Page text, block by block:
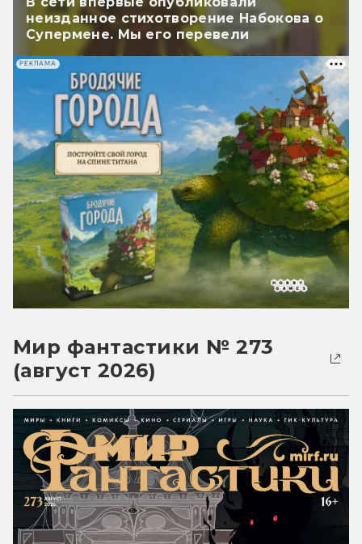
неизданное стихотворение Набокова о
Супермене. Мы его перевели
РЕКЛАМА
Мир фантастики № 273
(август 2026)